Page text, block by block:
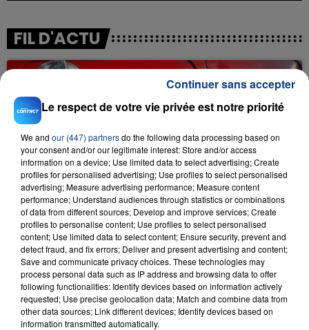
FIL D'ACTU
23 juillet 2026
INCENDIE MORTEL À LENS : UNE FEMME ET
SON BÉBÉ ENTRE LA VIE ET LA...
Un homme s'est immolé par le feu après avoir
aspergé sa compagne et leur bébé de trois mois
d'un liquide inflammable.
Le respect de votre vie privée est notre priorité
We and our (447) partnersdo the following data processing based on
your consent and/or our legitimate interest: Store and/or access
information on a device; Use limited data to select advertising; Create
profiles for personalised advertising; Use profiles to select personalised
advertising; Measure advertising performance; Measure content
performance; Understand audiences through statistics or combinations
of data from different sources; Develop and improve services; Create
profiles to personalise content; Use profiles to select personalised
content; Use limited data to select content; Ensure security, prevent and
detect fraud, and fix errors; Deliver and present advertising and content;
Save and communicate privacy choices. These technologies may
process personal data such as IP address and browsing data to offer
following functionalities: Identify devices based on information actively
requested; Use precise geolocation data; Match and combine data from
other data sources; Link different devices; Identify devices based on
information transmitted automatically.
Continuer sans accepter